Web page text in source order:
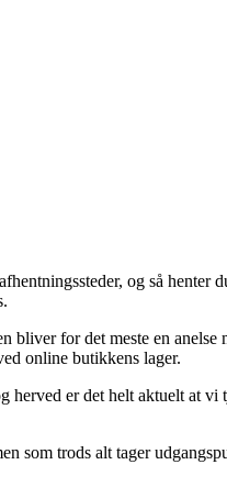
og så henter
for det meste en
online butikkens lager.
er det helt aktuelt at vi
som trods alt tager